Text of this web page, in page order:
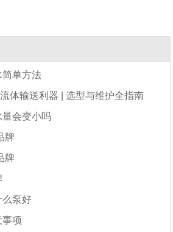
简单方法
体输送利器 | 选型与维护全指南
会变小吗
牌
牌
么泵好
事项